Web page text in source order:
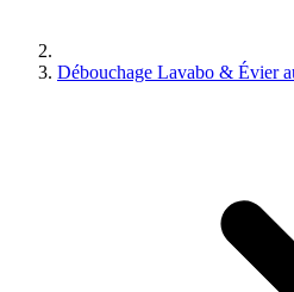
Débouchage Lavabo & Évier